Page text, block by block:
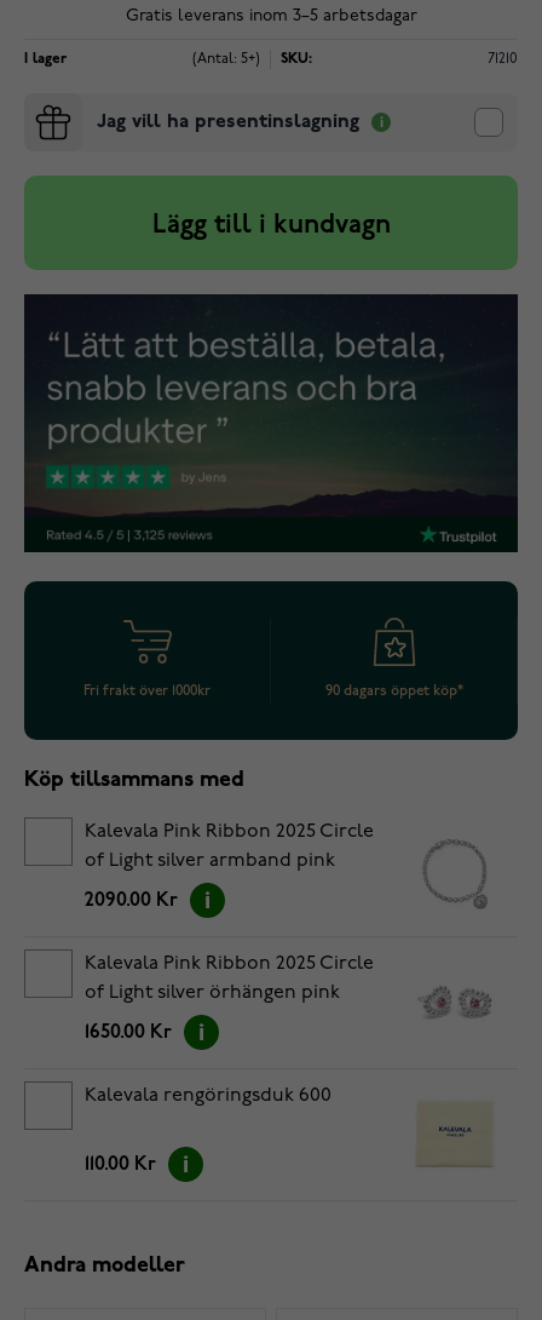
Gratis leverans inom 3–5 arbetsdagar
I lager (Antal: 5+) SKU: 71210
Jag vill ha presentinslagning
Lägg till i kundvagn
Fri frakt över 1000kr 90 dagars öppet köp*
Köp tillsammans med
Kalevala Pink Ribbon 2025 Circle
of Light silver armband pink
2569483J195
2090.00 Kr
Kalevala Pink Ribbon 2025 Circle
of Light silver örhängen pink
2669483JT
1650.00 Kr
Kalevala rengöringsduk 600
110.00 Kr
Andra modeller